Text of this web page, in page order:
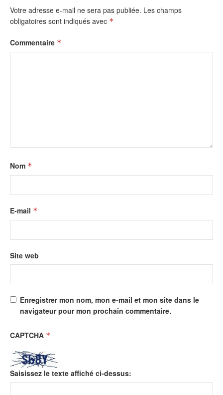
Votre adresse e-mail ne sera pas publiée. Les champs
obligatoires sont indiqués avec *
Commentaire *
Nom *
E-mail *
Site web
Enregistrer mon nom, mon e-mail et mon site dans le
navigateur pour mon prochain commentaire.
CAPTCHA *
Saisissez le texte affiché ci-dessus: